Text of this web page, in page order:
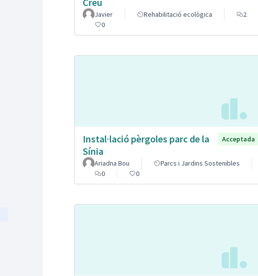
Javier Rehabilitació ecològica
2
0
Instal·lació pèrgoles parc de la
Sínia
Acceptada
Ariadna Bou
Parcs i Jardins Sostenibles
0
0